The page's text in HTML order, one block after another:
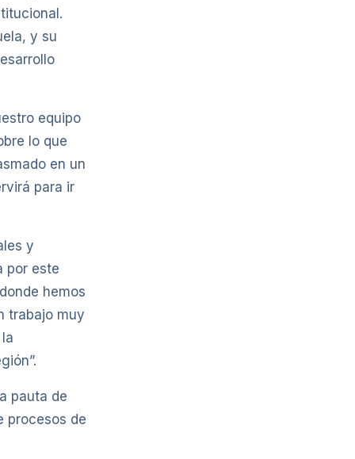
y su
equipo
lo que
en un
para ir
y
por este
hemos
trabajo muy
pauta de
procesos de